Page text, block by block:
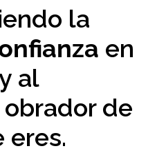
la
en
al
de
eres.